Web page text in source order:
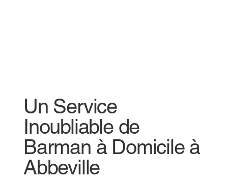
Un Service
Inoubliable de
Barman à Domicile à
Abbeville